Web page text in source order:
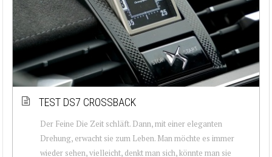
TEST DS7 CROSSBACK
Der Feine Die Zeit schläft. Dann, mit einer eleganten
Drehung, erwacht sie zum Leben. Man möchte es immer
wieder sehen, vielleicht, denkt man sich, könnte man sie